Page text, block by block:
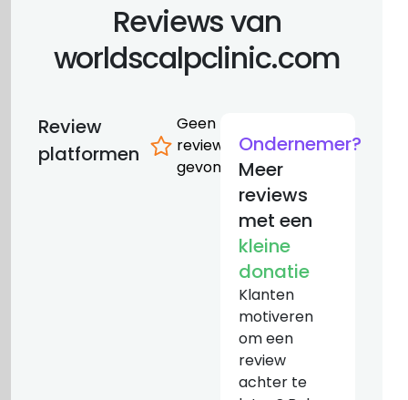
Reviews van
worldscalpclinic.com
Review
platformen
Geen
reviews
gevonden
Ondernemer?
Meer
reviews
met een
kleine
donatie
Klanten
motiveren
om een
review
achter te